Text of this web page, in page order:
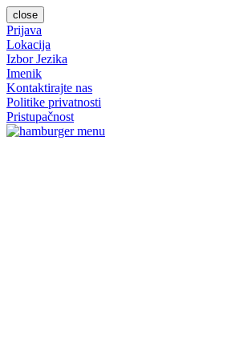
close
Prijava
Lokacija
Izbor Jezika
Imenik
Kontaktirajte nas
Politike privatnosti
Pristupačnost